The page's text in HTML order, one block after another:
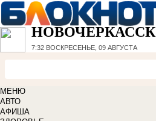
НОВОЧЕРКАССК
7:32 ВОСКРЕСЕНЬЕ, 09 АВГУСТА
МЕНЮ
АВТО
АФИША